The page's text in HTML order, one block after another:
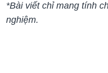
*Bài viết chỉ mang tính
nghiệm.